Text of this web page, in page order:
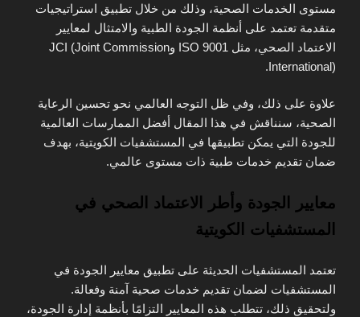
مستوى الخدمات الصحية، وذلك من خلال تطبيق استراتيجيات
متقدمة تعتمد على أنظمة الجودة الطبية والامتثال لمعايير
الاعتماد الصحي، مثل ISO 9001 وJCI (Joint Commission
International).
علاوة على ذلك، وفي ظل التوجه العالمي نحو تحسين الرعاية
الصحية، سنناقش في هذا المقال أفضل الممارسات العالمية
للجودة التي يمكن تطبيقها في المستشفيات الكويتية، بهدف
ضمان تقديم خدمات طبية ذات مستوى عالمي.
معايير الجودة وأطر الاعتماد الصحي في
المستشفيات الكويتية
تعتمد المستشفيات الحديثة على تطبيق معايير الجودة في
المستشفيات لضمان تقديم خدمات صحية آمنة وفعالة.
ولتحقيق ذلك، تتطلب هذه المعايير التزامًا بأنظمة إدارة الجودة،